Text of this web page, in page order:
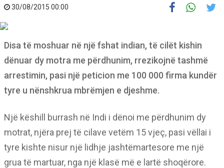
30/08/2015 00:00
Disa të moshuar në një fshat indian, të cilët kishin
dënuar dy motra me përdhunim, rrezikojnë tashmë
arrestimin, pasi një peticion me 100 000 firma kundër
tyre u nënshkrua mbrëmjen e djeshme.
Një këshill burrash në Indi i dënoi me përdhunim dy
motrat, njëra prej të cilave vetëm 15 vjeç, pasi vëllai i
tyre kishte nisur një lidhje jashtëmartesore me një
grua të martuar, nga një klasë më e lartë shoqërore.